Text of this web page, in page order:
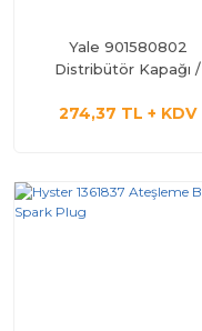
Yale 901580802
Distribütör Kapağı /
274,37 TL + KDV